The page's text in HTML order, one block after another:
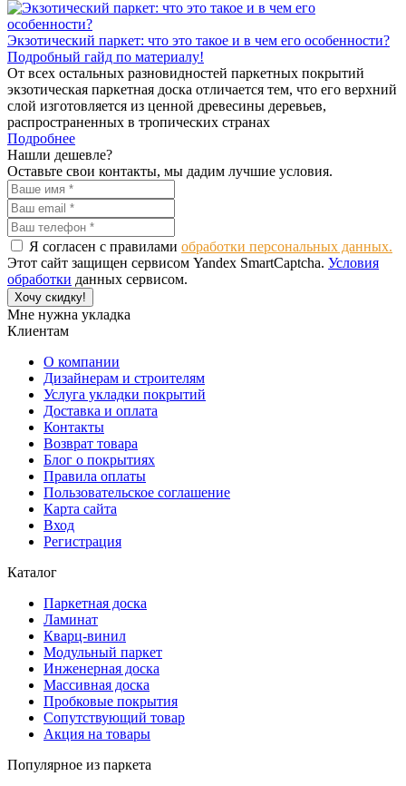
Экзотический паркет: что это такое и в чем его особенности?
Подробный гайд по материалу!
От всех остальных разновидностей паркетных покрытий
экзотическая паркетная доска отличается тем, что его верхний
слой изготовляется из ценной древесины деревьев,
распространенных в тропических странах
Подробнее
Нашли дешевле?
Оставьте свои контакты, мы дадим лучшие условия.
Я согласен с правилами обработки персональных данных.
Этот сайт защищен сервисом Yandex SmartCaptcha. Условия
обработки данных сервисом.
Хочу скидку!
Мне нужна укладка
Клиентам
О компании
Дизайнерам и строителям
Услуга укладки покрытий
Доставка и оплата
Контакты
Возврат товара
Блог о покрытиях
Правила оплаты
Пользовательское соглашение
Карта сайта
Вход
Регистрация
Каталог
Паркетная доска
Ламинат
Кварц-винил
Модульный паркет
Инженерная доска
Массивная доска
Пробковые покрытия
Сопутствующий товар
Акция на товары
Популярное из паркета